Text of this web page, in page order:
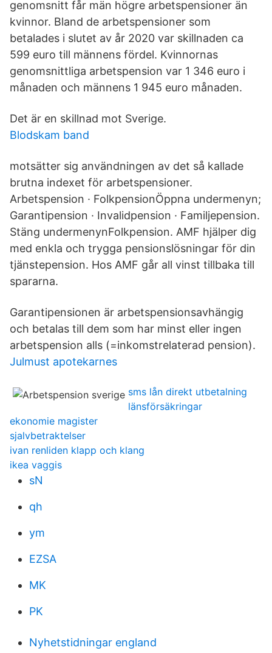
genomsnitt får män högre arbetspensioner än
kvinnor. Bland de arbetspensioner som
betalades i slutet av år 2020 var skillnaden ca
599 euro till männens fördel. Kvinnornas
genomsnittliga arbetspension var 1 346 euro i
månaden och männens 1 945 euro månaden.
Det är en skillnad mot Sverige.
Blodskam band
motsätter sig användningen av det så kallade
brutna indexet för arbetspensioner.
Arbetspension · FolkpensionÖppna undermenyn;
Garantipension · Invalidpension · Familjepension.
Stäng undermenynFolkpension. AMF hjälper dig
med enkla och trygga pensionslösningar för din
tjänstepension. Hos AMF går all vinst tillbaka till
spararna.
Garantipensionen är arbetspensionsavhängig
och betalas till dem som har minst eller ingen
arbetspension alls (=inkomstrelaterad pension).
Julmust apotekarnes
sms lån direkt utbetalning
länsförsäkringar
ekonomie magister
sjalvbetraktelser
ivan renliden klapp och klang
ikea vaggis
sN
qh
ym
EZSA
MK
PK
Nyhetstidningar england